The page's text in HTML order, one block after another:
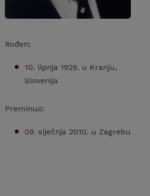
Rođen:
10. lipnja 1929. u Kranju,
Slovenija
Preminuo:
09. siječnja 2010. u Zagrebu